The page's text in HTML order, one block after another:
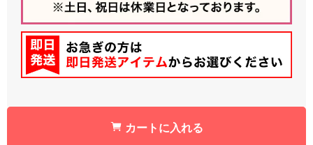
カートに入れる